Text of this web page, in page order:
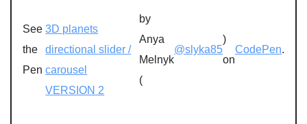
See
the
Pen
3D planets
directional slider /
carousel
VERSION 2
by
Anya
Melnyk
(
@slyka85
)
on
CodePen.